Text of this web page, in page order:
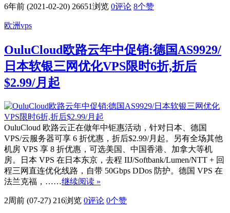
6年前 (2021-02-20) 26651浏览 0评论 8个赞
欧洲vps
OuluCloud欧路云年中促销:德国AS9929/
日本软银三网优化VPS限时6折,折后
$2.99/月起
OuluCloud 欧路云正在做年中钜惠活动，针对日本、德国
VPS/云服务器可享 6 折优惠，折后$2.99/月起。另有全场其他
机房 VPS 享 8 折优惠，可选美国、中国香港、加拿大等机
房。日本 VPS 在日本东京，去程 IIJ/Softbank/Lumen/NTT + 回
程三网直连优化线路，自带 50Gbps DDos 防护。德国 VPS 在
法兰克福，……继续阅读 »
2周前 (07-27) 216浏览 0评论 0个赞